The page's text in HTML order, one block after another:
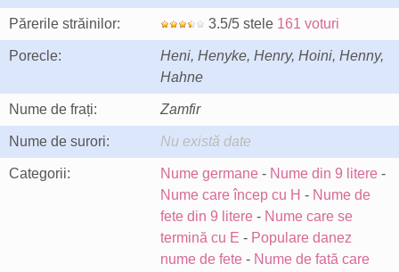
Părerile străinilor: 3.5/5 stele 161 voturi
Porecle:
Heni, Henyke, Henry, Hoini, Henny,
Hahne
Nume de frați: Zamfir
Nume de surori: Nu există date
Categorii: Nume germane - Nume din 9 litere -
Nume care încep cu H - Nume de
fete din 9 litere - Nume care se
termină cu E - Populare danez
nume de fete - Nume de fată care